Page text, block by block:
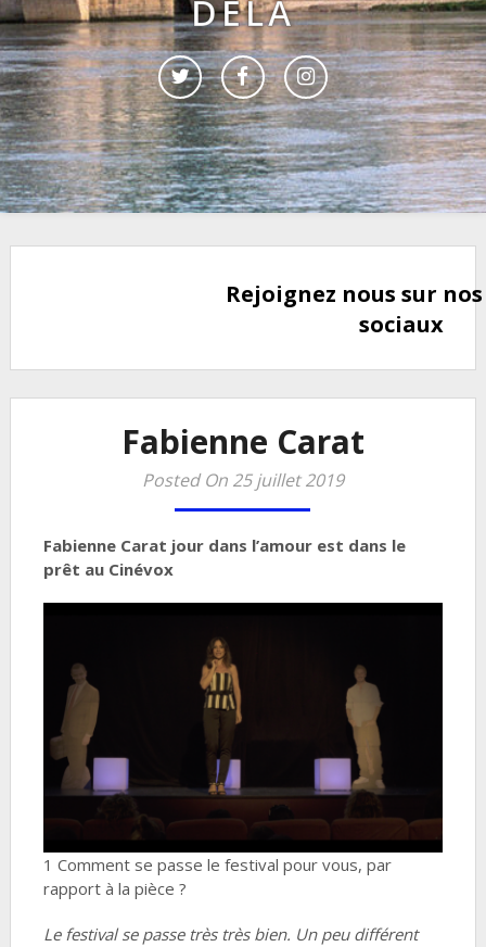
DELÀ
Rejoignez nous sur
sociaux
Fabienne Carat
Posted On 25 juillet 2019
Fabienne Carat jour dans l’amour est dans le
prêt au Cinévox
1 Comment se passe le festival pour vous, par
rapport à la pièce ?
Le festival se passe très très bien. Un peu différent